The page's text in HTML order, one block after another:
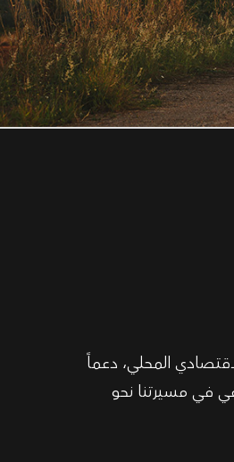
المحلي، دعماً
في مسيرتنا نحو